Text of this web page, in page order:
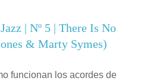
| Nº 5 | There Is No
& Marty Symes)
funcionan los acordes de